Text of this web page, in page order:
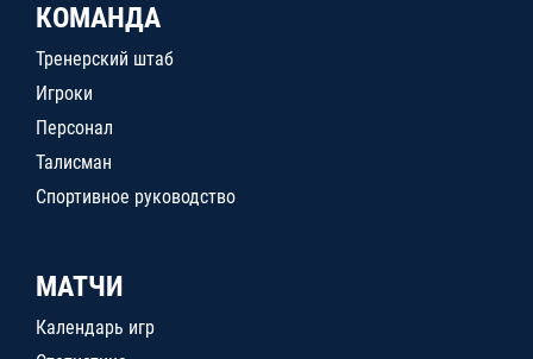
КОМАНДА
Тренерский штаб
Игроки
Персонал
Талисман
Спортивное руководство
МАТЧИ
Календарь игр